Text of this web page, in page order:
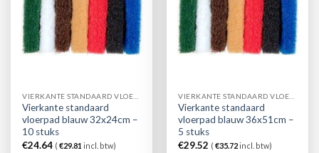
Vierkante standaard
vloerpad blauw 32x24cm –
10 stuks
€24.64 (€29.81 incl. btw)
Vierkante standaard
vloerpad blauw 36x51cm –
5 stuks
€29.52 (€35.72incl. btw)